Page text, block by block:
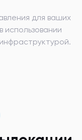
для ваших
использовании